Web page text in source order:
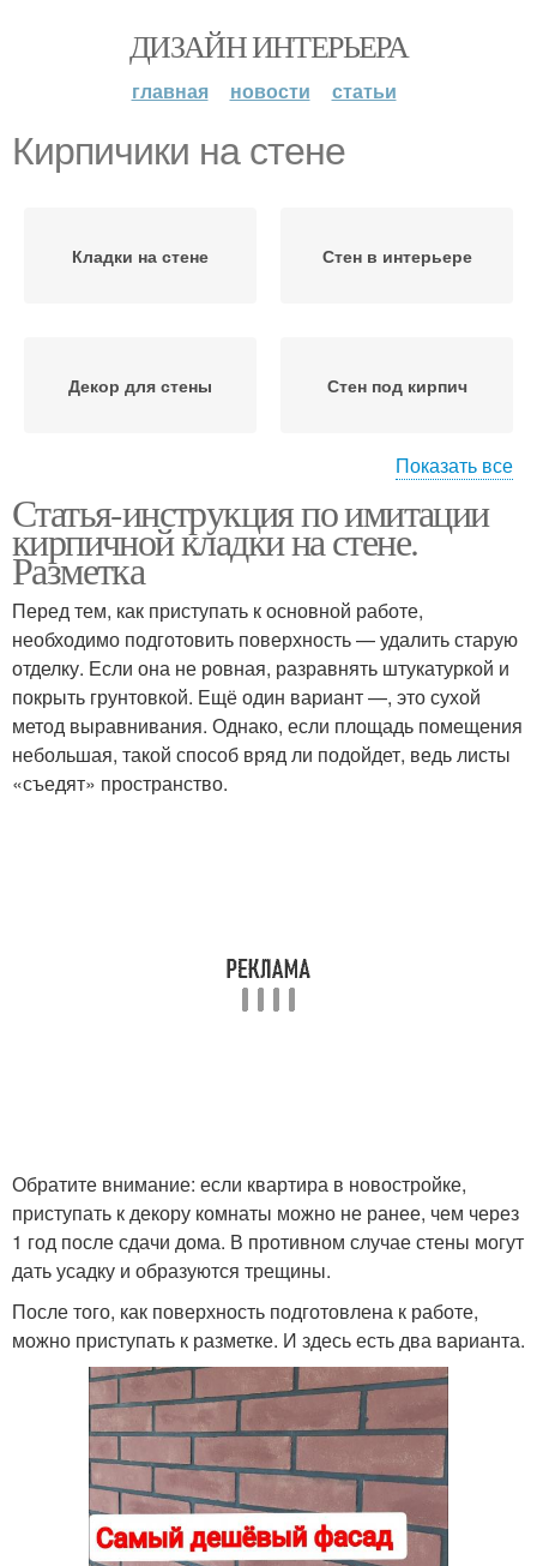
ДИЗАЙН ИНТЕРЬЕРА
главная новости статьи
Кирпичики на стене
Кладки на стене Стен в интерьере
Декор для стены Стен под кирпич
кирпичики
Показать все
Статья-инструкция по имитации
кирпичной кладки на стене.
Разметка
Перед тем, как приступать к основной работе,
необходимо подготовить поверхность — удалить старую
отделку. Если она не ровная, разравнять штукатуркой и
покрыть грунтовкой. Ещё один вариант —, это сухой
метод выравнивания. Однако, если площадь помещения
небольшая, такой способ вряд ли подойдет, ведь листы
«съедят» пространство.
Обратите внимание: если квартира в новостройке,
приступать к декору комнаты можно не ранее, чем через
1 год после сдачи дома. В противном случае стены могут
дать усадку и образуются трещины.
После того, как поверхность подготовлена к работе,
можно приступать к разметке. И здесь есть два варианта.